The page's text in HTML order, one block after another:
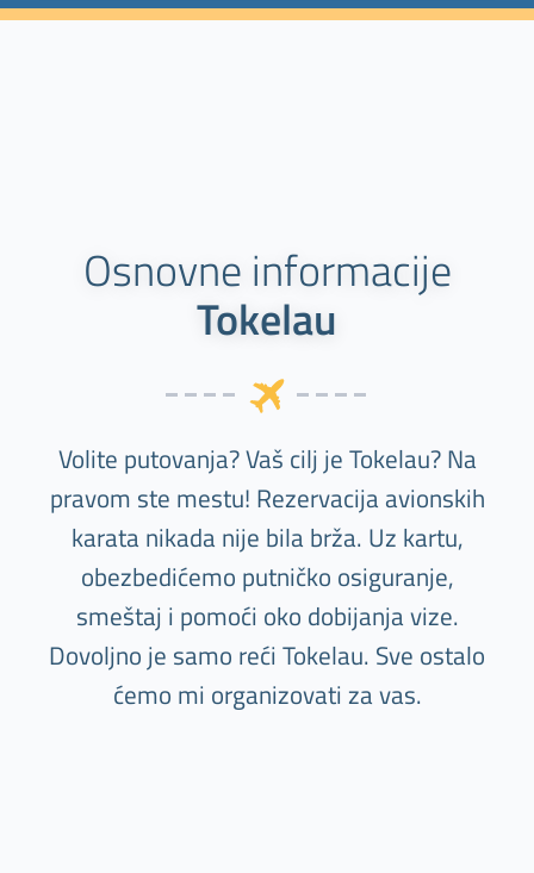
Osnovne informacije
Tokelau
Volite putovanja? Vaš cilj je Tokelau? Na
pravom ste mestu! Rezervacija avionskih
karata nikada nije bila brža. Uz kartu,
obezbedićemo putničko osiguranje,
smeštaj i pomoći oko dobijanja vize.
Dovoljno je samo reći Tokelau. Sve ostalo
ćemo mi organizovati za vas.